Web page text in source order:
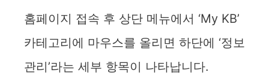
홈페이지 접속 후 상단 메뉴에서 ‘My KB’
카테고리에 마우스를 올리면 하단에 ‘정보
관리’라는 세부 항목이 나타납니다.